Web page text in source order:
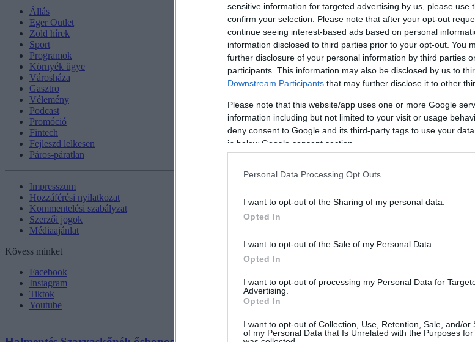
sensitive information for targeted advertising by us, please use
confirm your selection. Please note that after your opt-out
continue seeing interest-based ads based on personal
information disclosed to third parties prior to your opt-out. You
further disclosure of your personal information by third parties
participants. This information may also be disclosed by us to
Downstream Participants that may further disclose it to other
Please note that this website/app uses one or more Google
information including but not limited to your visit or usage
deny consent to Google and its third-party tags to use your
in below Google consent section.
Personal Data Processing Opt Outs
I want to opt-out of the Sharing of my personal data.
Opted In
I want to opt-out of the Sale of my Personal Data.
Opted In
I want to opt-out of processing my Personal Data for
Advertising.
Opted In
I want to opt-out of Collection, Use, Retention, Sale, and/or
of my Personal Data that Is Unrelated with the Purposes
Állás
Eger Outlet
Zöld hírek
Sport
Programok
Környék ügye
Városháza
Gasztro
Vélemény
Podcast
Promóció
Fintech
Fejleszd lelkesen
Páros-páratlan
Impresszum
Hozzáférési nyilatkozat
Kommentelési szabályzat
Szerzői jogok
Médiaajánlat
Kövess minket
Facebook
Instagram
Tiktok
Youtube